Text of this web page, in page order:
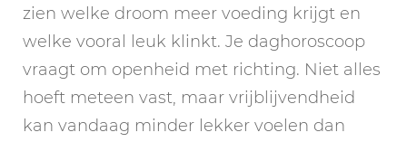
zien welke droom meer voeding krijgt en
welke vooral leuk klinkt. Je daghoroscoop
vraagt om openheid met richting. Niet alles
hoeft meteen vast, maar vrijblijvendheid
kan vandaag minder lekker voelen dan